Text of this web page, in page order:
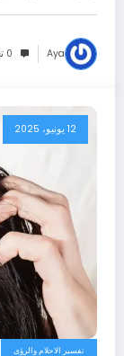
Aya 0 تعليقات
12 يونيو، 2025
تفسير الاحلام والرؤى